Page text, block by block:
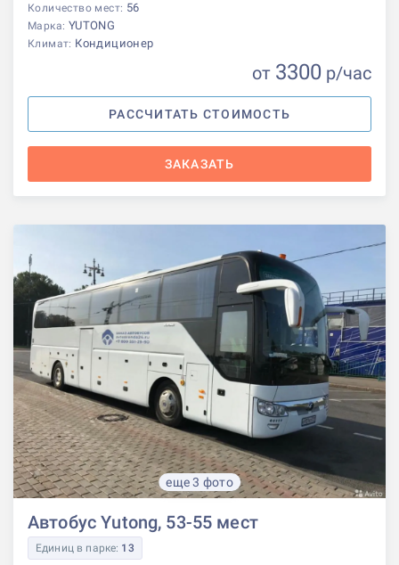
Количество мест: 56
Марка: YUTONG
Климат: Кондиционер
от 3300 р/час
РАССЧИТАТЬ СТОИМОСТЬ
ЗАКАЗАТЬ
еще 3 фото
Автобус Yutong, 53-55 мест
Единиц в парке: 13